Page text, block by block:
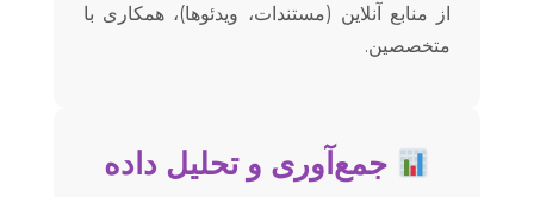
از منابع آنلاین (مستندات، ویدئوها)، همکاری با
متخصصین.
جمع‌آوری و تحلیل داده